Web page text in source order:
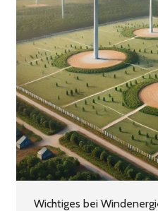
Wichtiges bei